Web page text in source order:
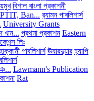
বিশাল বাংলা প্রকাশনী
Ban... র‍্যামন পাবলিশার্স
University Grants
খান... প্রথমা প্রকাশন Eastern
লিঃ
পাবলিশার্স ঊষারদুয়ার হ্যাপি
Lawmann's Publication
Rat